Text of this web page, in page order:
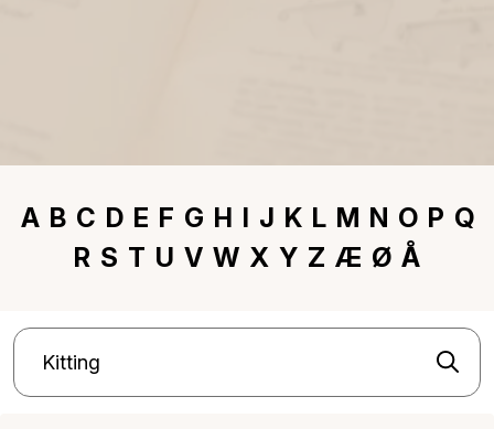
A B C D E F G H I J K L M N O P Q
R S T U V W X Y Z Æ Ø Å